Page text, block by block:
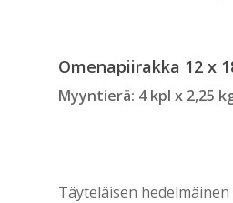
Omenapiirakka 12 x
Myyntierä: 4 kpl x 2,25
Täyteläisen